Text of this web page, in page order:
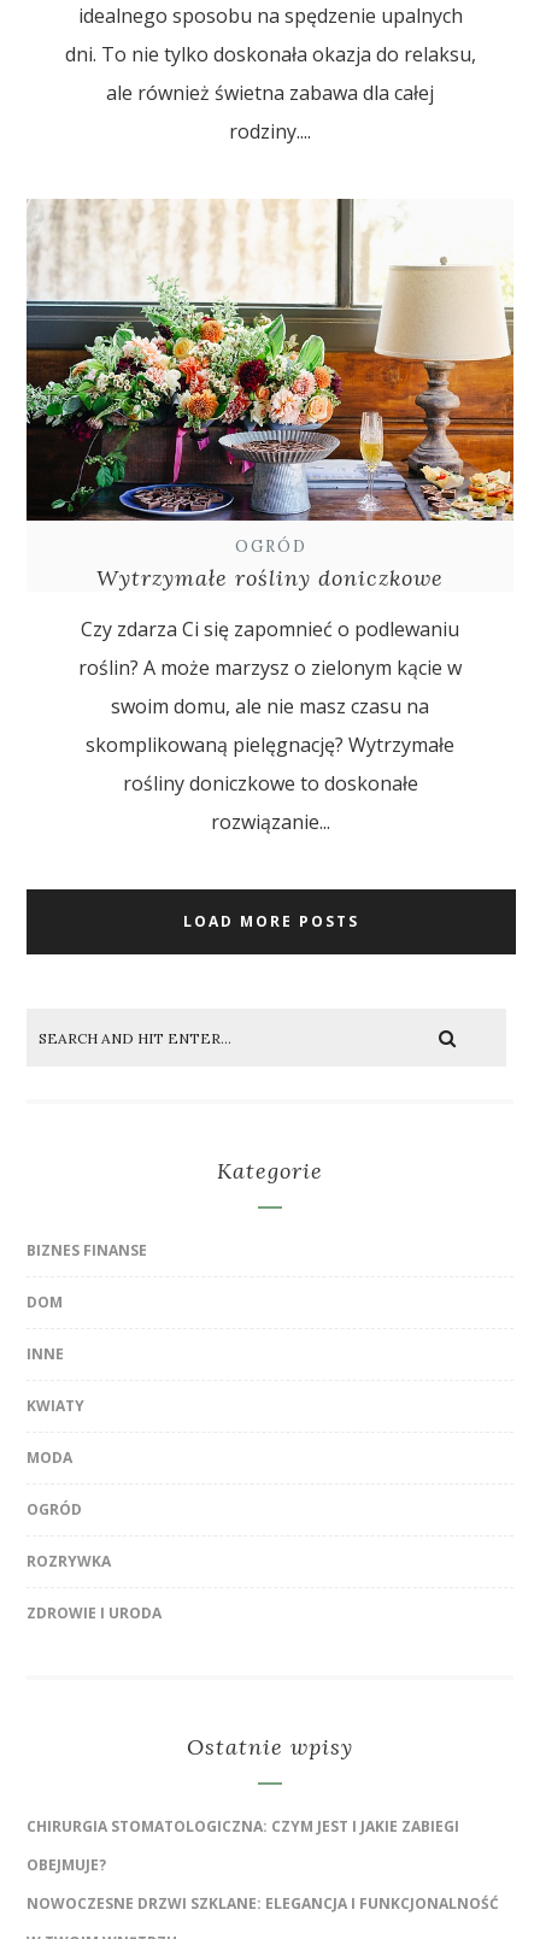
idealnego sposobu na spędzenie upalnych
dni. To nie tylko doskonała okazja do relaksu,
ale również świetna zabawa dla całej
rodziny....
OGRÓD
Wytrzymałe rośliny doniczkowe
Czy zdarza Ci się zapomnieć o podlewaniu
roślin? A może marzysz o zielonym kącie w
swoim domu, ale nie masz czasu na
skomplikowaną pielęgnację? Wytrzymałe
rośliny doniczkowe to doskonałe
rozwiązanie...
LOAD MORE POSTS
Kategorie
BIZNES FINANSE
DOM
INNE
KWIATY
MODA
OGRÓD
ROZRYWKA
ZDROWIE I URODA
Ostatnie wpisy
CHIRURGIA STOMATOLOGICZNA: CZYM JEST I JAKIE ZABIEGI
OBEJMUJE?
NOWOCZESNE DRZWI SZKLANE: ELEGANCJA I FUNKCJONALNOŚĆ